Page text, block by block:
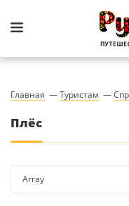
Главная —Туристам —
Плёс
Array